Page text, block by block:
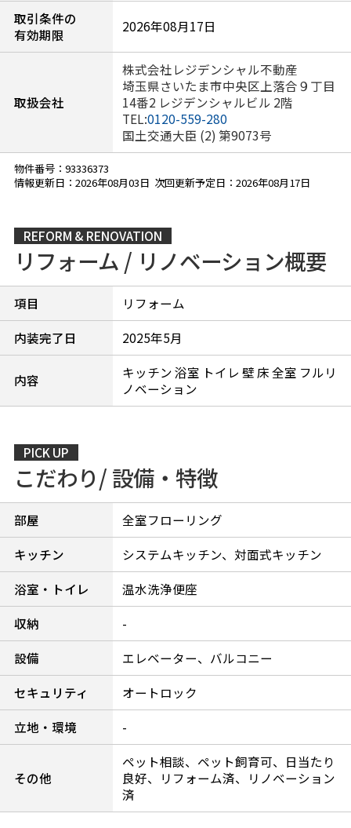
取引条件の
有効期限
2026年08月17日
取扱会社
株式会社レジデンシャル不動産
埼玉県さいたま市中央区上落合９丁目
14番2 レジデンシャルビル 2階
TEL:0120-559-280
国土交通大臣 (2) 第9073号
物件番号：93336373
情報更新日：2026年08月03日 次回更新予定日：2026年08月17日
REFORM & RENOVATION
リフォーム / リノベーション概要
項目
リフォーム
内装完了日
2025年5月
内容
キッチン 浴室 トイレ 壁 床 全室 フルリ
ノベーション
PICK UP
こだわり/ 設備・特徴
部屋
全室フローリング
キッチン
システムキッチン、対面式キッチン
浴室・トイレ
温水洗浄便座
収納
-
設備
エレベーター、バルコニー
セキュリティ
オートロック
立地・環境
-
その他
ペット相談、ペット飼育可、日当たり
良好、リフォーム済、リノベーション
済